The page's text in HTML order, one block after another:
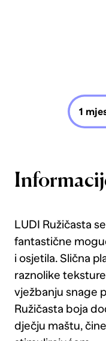
1
LUDI Ružičasta
fantastične
i osjetila. Slična
raznolike
vježbanju snage
Ružičasta boja
dječju maštu,